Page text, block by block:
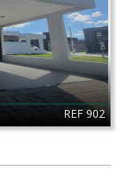
REF 902